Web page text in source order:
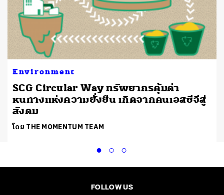
Environment
SCG Circular Way ทรัพยากรคุ้มค่า
หนทางแห่งความยั่งยืน เกิดจากคนเอสซีจีสู่
สังคม
โดย THE MOMENTUM TEAM
FOLLOW US